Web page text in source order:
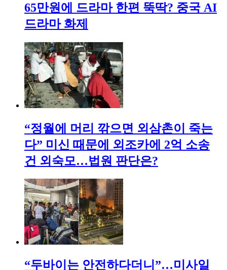
65만원에 드라마 한편 뚝딱? 중국 AI
드라마 화제
“정월에 머리 깎으면 외삼촌이 죽는
다” 미신 때문에 외조카에 2억 소송
건 외숙모…법원 판단은?
“두바이는 안전하다더니”…미사일